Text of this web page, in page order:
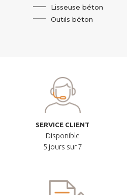
Lisseuse béton
Outils béton
SERVICE CLIENT
Disponible
5 jours sur 7